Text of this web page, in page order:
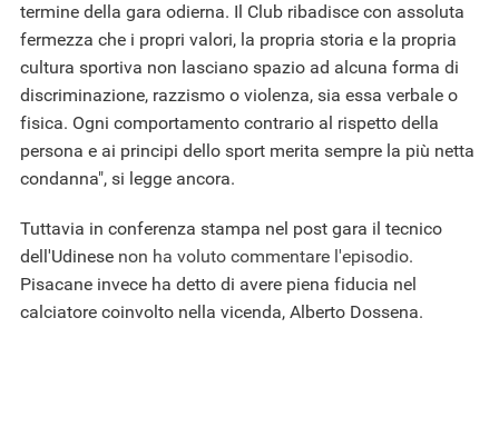
termine della gara odierna. Il Club ribadisce con assoluta
fermezza che i propri valori, la propria storia e la propria
cultura sportiva non lasciano spazio ad alcuna forma di
discriminazione, razzismo o violenza, sia essa verbale o
fisica. Ogni comportamento contrario al rispetto della
persona e ai principi dello sport merita sempre la più netta
condanna", si legge ancora.
Tuttavia in conferenza stampa nel post gara il tecnico
dell'Udinese non ha voluto commentare l'episodio.
Pisacane invece ha detto di avere piena fiducia nel
calciatore coinvolto nella vicenda, Alberto Dossena.